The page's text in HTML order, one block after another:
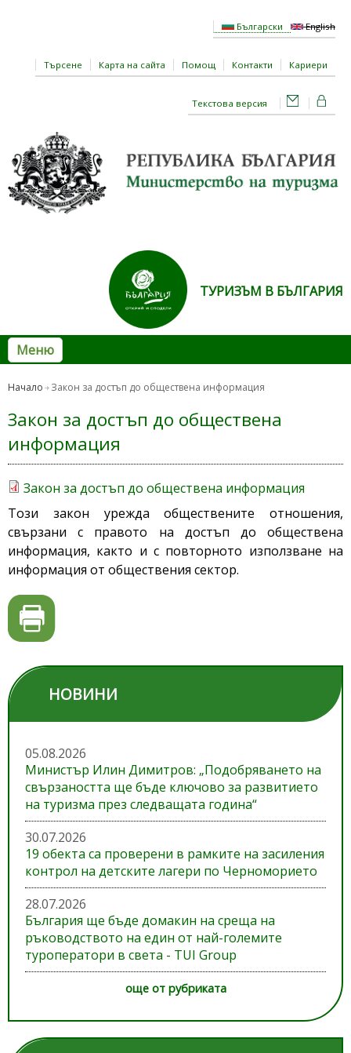
Български English
Търсене Карта на сайта Помощ Контакти Кариери
Текстова версия
ТУРИЗЪМ В БЪЛГАРИЯ
Меню
Начало Закон за достъп до обществена информация
Закон за достъп до обществена
информация
Закон за достъп до обществена информация
Този закон урежда обществените отношения,
свързани с правото на достъп до обществена
информация, както и с повторното използване на
информация от обществения сектор.
НОВИНИ
05.08.2026
Министър Илин Димитров: „Подобряването на
свързаността ще бъде ключово за развитието
на туризма през следващата година“
30.07.2026
19 обекта са проверени в рамките на засиления
контрол на детските лагери по Черноморието
28.07.2026
България ще бъде домакин на среща на
ръководството на един от най-големите
туроператори в света - TUI Group
още от рубриката